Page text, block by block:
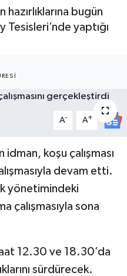
bugün
yaptığı
A- A+
idman, koşu çalışması
devam etti.
yönetimindeki
çalışmasıyla sona
saat 12.30 ve 18.30’da
sürdürecek.